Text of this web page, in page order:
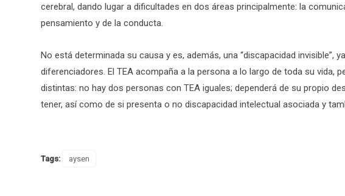
cerebral, dando lugar a dificultades en dos áreas principalmente: la
pensamiento y de la conducta.
No está determinada su causa y es, además, una “discapacidad invisible”,
diferenciadores. El TEA acompaña a la persona a lo largo de toda su vida,
distintas: no hay dos personas con TEA iguales; dependerá de su propio
tener, así como de si presenta o no discapacidad intelectual asociada y
Tags: aysen